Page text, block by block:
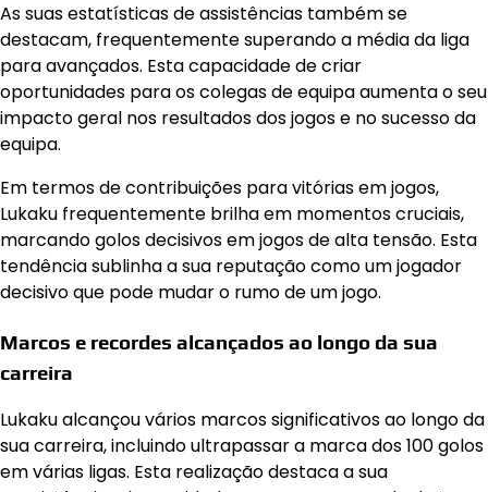
As suas estatísticas de assistências também se
destacam, frequentemente superando a média da liga
para avançados. Esta capacidade de criar
oportunidades para os colegas de equipa aumenta o seu
impacto geral nos resultados dos jogos e no sucesso da
equipa.
Em termos de contribuições para vitórias em jogos,
Lukaku frequentemente brilha em momentos cruciais,
marcando golos decisivos em jogos de alta tensão. Esta
tendência sublinha a sua reputação como um jogador
decisivo que pode mudar o rumo de um jogo.
Marcos e recordes alcançados ao longo da sua
carreira
Lukaku alcançou vários marcos significativos ao longo da
sua carreira, incluindo ultrapassar a marca dos 100 golos
em várias ligas. Esta realização destaca a sua